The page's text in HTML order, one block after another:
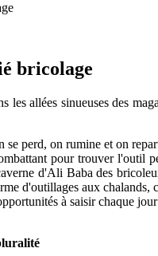
bricolage
les allées sinueuses des
perd, on rumine et on
pour trouver l'outil
d'Ali Baba des
d'outillages aux
à saisir chaque